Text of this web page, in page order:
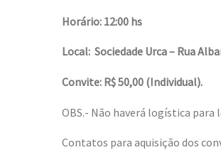
Horário: 12:00 hs
Local: Sociedade Urca – Rua
Convite: R$ 50,00 (Individual).
OBS.- Não haverá logística
Contatos para aquisição dos